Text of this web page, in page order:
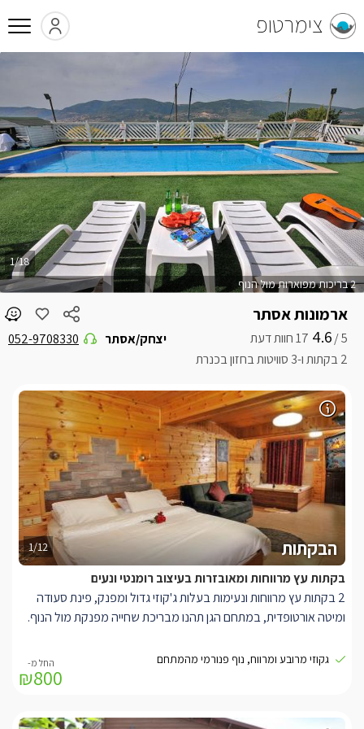
צימרטופ
ארמונות אסתר
5 /
4.6
2 בקתות ו-3 סוויטות בחזון בכנרת
יצחק/אסתר 052-9708330
2 בריכות מפוארות מול הנוף
1/18
1/12 הבקתות
בקתות עץ מרווחות ומאובזרות בעיצוב רומנטי ונעים
2 בקתות עץ מרווחות ונעימות בעלות ג'קוזי גדול ומפנק, פינת סעודה
ומיטה אורטופדית, במתחם הגן תהנו מבריכת שחייה מפנקת מול הנוף.
בבקתות תיהנו מממיטה זוגית בעלת מזרן אורטופדי איכותי, בגב המיטה
קולנוע ביתית, ג'קוזי אינטימי מרובע ומפנק במיוחד, חדר רחצה עם
גקוזי מרובע ומרווח, נוף פנורמי מהמתחם
₪800